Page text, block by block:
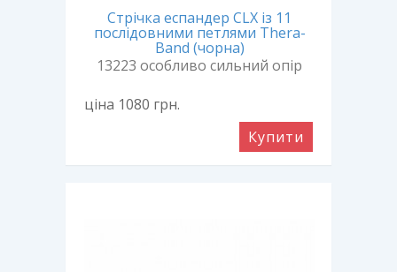
Стрічка еспандер CLX із 11
послідовними петлями Thera-
Band (чорна)
13223 особливо сильний опір
ціна 1080 грн.
Купити